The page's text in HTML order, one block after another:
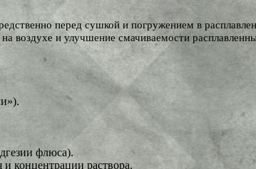
перед сушкой и погружением в
воздухе и улучшение смачиваемости
флюса).
концентрации раствора.